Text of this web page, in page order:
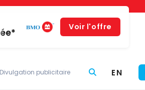
Voir l'offre
Divulgation publicitaire EN